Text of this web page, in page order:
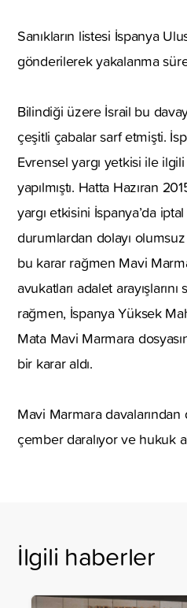
Sanıkların listesi İspanya
gönderilerek yakalanma
Bilindiği üzere İsrail bu
çeşitli çabalar sarf etmişti.
Evrensel yargı yetkisi ile
yapılmıştı. Hatta Hazıran
yargı etkisini İspanya’da
durumlardan dolayı
bu karar rağmen Mavi
avukatları adalet
rağmen, İspanya Yüksek
Mata Mavi Marmara
bir karar aldı.
Mavi Marmara davalarından
çember daralıyor ve hukuk
İlgili haberler